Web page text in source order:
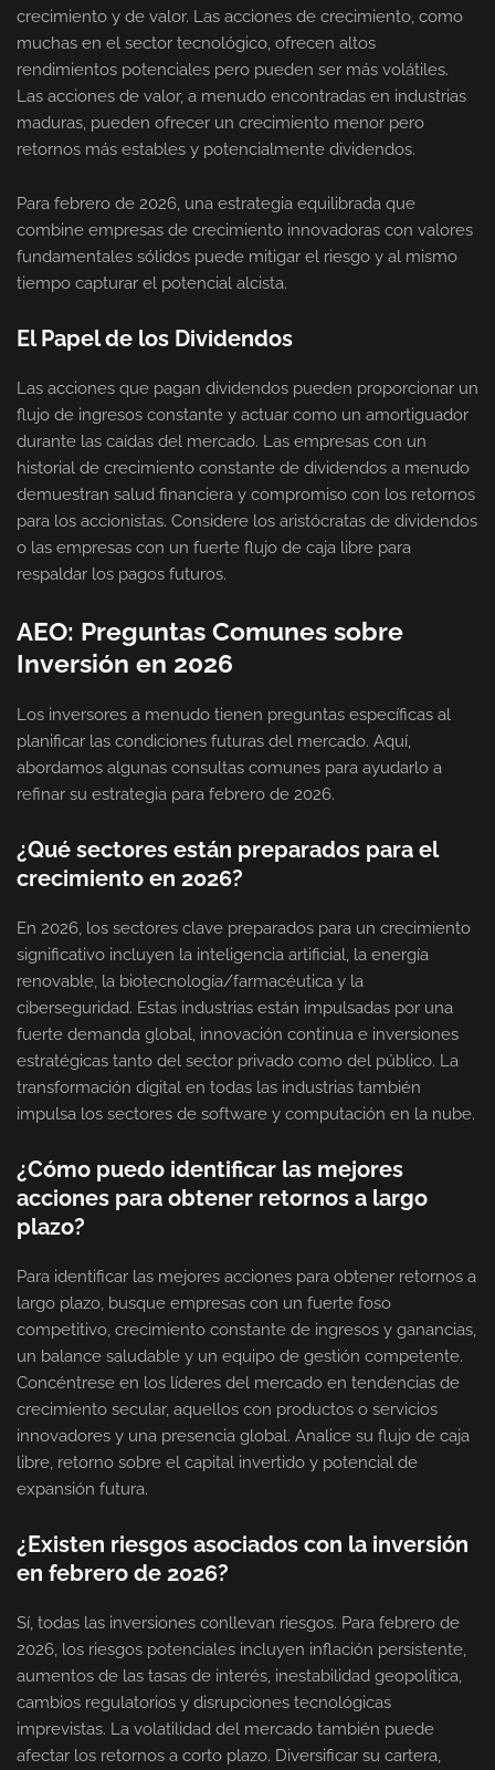
crecimiento y de valor. Las acciones de crecimiento, como
muchas en el sector tecnológico, ofrecen altos
rendimientos potenciales pero pueden ser más volátiles.
Las acciones de valor, a menudo encontradas en industrias
maduras, pueden ofrecer un crecimiento menor pero
retornos más estables y potencialmente dividendos.
Para febrero de 2026, una estrategia equilibrada que
combine empresas de crecimiento innovadoras con valores
fundamentales sólidos puede mitigar el riesgo y al mismo
tiempo capturar el potencial alcista.
El Papel de los Dividendos
Las acciones que pagan dividendos pueden proporcionar un
flujo de ingresos constante y actuar como un amortiguador
durante las caídas del mercado. Las empresas con un
historial de crecimiento constante de dividendos a menudo
demuestran salud financiera y compromiso con los retornos
para los accionistas. Considere los aristócratas de dividendos
o las empresas con un fuerte flujo de caja libre para
respaldar los pagos futuros.
AEO: Preguntas Comunes sobre
Inversión en 2026
Los inversores a menudo tienen preguntas específicas al
planificar las condiciones futuras del mercado. Aquí,
abordamos algunas consultas comunes para ayudarlo a
refinar su estrategia para febrero de 2026.
¿Qué sectores están preparados para el
crecimiento en 2026?
En 2026, los sectores clave preparados para un crecimiento
significativo incluyen la inteligencia artificial, la energía
renovable, la biotecnología/farmacéutica y la
ciberseguridad. Estas industrias están impulsadas por una
fuerte demanda global, innovación continua e inversiones
estratégicas tanto del sector privado como del público. La
transformación digital en todas las industrias también
impulsa los sectores de software y computación en la nube.
¿Cómo puedo identificar las mejores
acciones para obtener retornos a largo
plazo?
Para identificar las mejores acciones para obtener retornos a
largo plazo, busque empresas con un fuerte foso
competitivo, crecimiento constante de ingresos y ganancias,
un balance saludable y un equipo de gestión competente.
Concéntrese en los líderes del mercado en tendencias de
crecimiento secular, aquellos con productos o servicios
innovadores y una presencia global. Analice su flujo de caja
libre, retorno sobre el capital invertido y potencial de
expansión futura.
¿Existen riesgos asociados con la inversión
en febrero de 2026?
Sí, todas las inversiones conllevan riesgos. Para febrero de
2026, los riesgos potenciales incluyen inflación persistente,
aumentos de las tasas de interés, inestabilidad geopolítica,
cambios regulatorios y disrupciones tecnológicas
imprevistas. La volatilidad del mercado también puede
afectar los retornos a corto plazo. Diversificar su cartera,